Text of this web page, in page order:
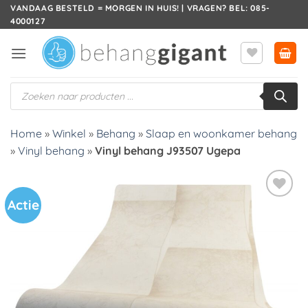
Ga
naar
VANDAAG BESTELD = MORGEN IN HUIS! | VRAGEN? BEL: 085-
4000127
Producten
zoeken
Home » Winkel » Behang » Slaap en woonkamer behang
» Vinyl behang » Vinyl behang J93507 Ugepa
Actie
verlanglijst